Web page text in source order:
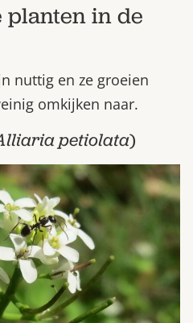
planten in de
nuttig en ze groeien
omkijken naar.
petiolata)